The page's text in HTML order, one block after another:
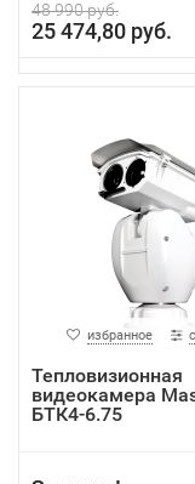
48 990 руб.
25 474,80 руб.
избранное
Тепловизионная
видеокамера
БТК4-6.75